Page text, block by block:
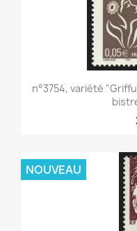
n°3754, variété
NOUVEAU